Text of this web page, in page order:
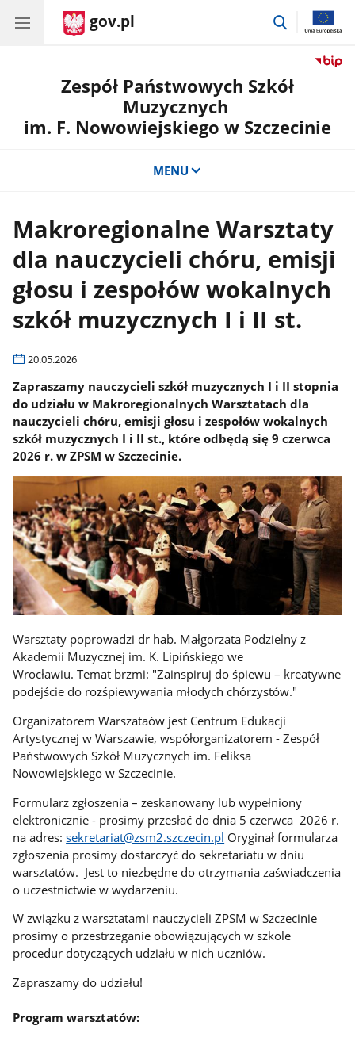
gov.pl
przejdź
Zespół Państwowych Szkół
Muzycznych
im. F. Nowowiejskiego w Szczecinie
MENU
Makroregionalne Warsztaty
dla nauczycieli chóru, emisji
głosu i zespołów wokalnych
szkół muzycznych I i II st.
20.05.2026
Zapraszamy nauczycieli szkół muzycznych I i II stopnia
do udziału w Makroregionalnych Warsztatach dla
nauczycieli chóru, emisji głosu i zespołów wokalnych
szkół muzycznych I i II st., które odbędą się 9 czerwca
2026 r. w ZPSM w Szczecinie.
Warsztaty poprowadzi dr hab. Małgorzata Podzielny z
Akademii Muzycznej im. K. Lipińskiego we
Wrocławiu. Temat brzmi: "Zainspiruj do śpiewu – kreatywne
podejście do rozśpiewywania młodych chórzystów."
Organizatorem Warszataów jest Centrum Edukacji
Artystycznej w Warszawie, współorganizatorem - Zespół
Państwowych Szkół Muzycznych im. Feliksa
Nowowiejskiego w Szczecinie.
Formularz zgłoszenia – zeskanowany lub wypełniony
elektronicznie - prosimy przesłać do dnia 5 czerwca 2026 r.
na adres:sekretariat@zsm2.szczecin.pl Oryginał formularza
zgłoszenia prosimy dostarczyć do sekretariatu w dniu
warsztatów. Jest to niezbędne do otrzymania zaświadczenia
o uczestnictwie w wydarzeniu.
W związku z warsztatami nauczycieli ZPSM w Szczecinie
prosimy o przestrzeganie obowiązujących w szkole
procedur dotyczących udziału w nich uczniów.
Zapraszamy do udziału!
Program warsztatów: